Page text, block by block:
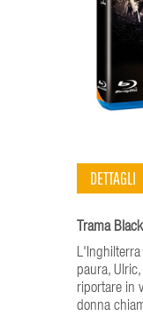
DETTAGLI
Trama
paura,
riportare in
donna